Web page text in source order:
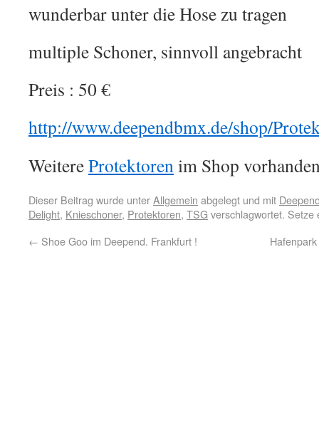
wunderbar unter die Hose zu tragen
multiple Schoner, sinnvoll angebracht
Preis : 50 €
http://www.deependbmx.de/shop/
WeitereProtektorenim Shop
Dieser Beitrag wurde unterAllgemein abgelegt und mit
Delight, Knieschoner, Protektoren, TSG verschlagwortet.
← Shoe Goo im Deepend. Frankfurt !